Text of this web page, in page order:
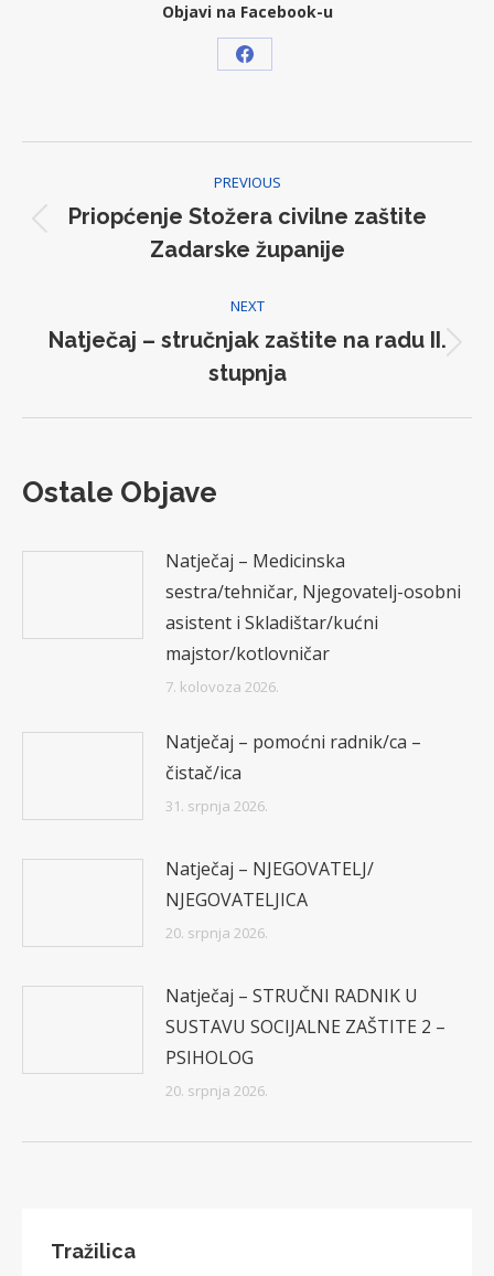
Objavi na Facebook-u
Share
Facebook
navigation
PREVIOUS
Previous
post:
Priopćenje Stožera civilne zaštite
Zadarske županije
NEXT
Next
post:
Natječaj – stručnjak zaštite na radu II.
stupnja
Ostale Objave
Natječaj – Medicinska
sestra/tehničar, Njegovatelj-osobni
asistent i Skladištar/kućni
majstor/kotlovničar
7. kolovoza 2026.
Natječaj – pomoćni radnik/ca –
čistač/ica
31. srpnja 2026.
Natječaj – NJEGOVATELJ/
NJEGOVATELJICA
20. srpnja 2026.
Natječaj – STRUČNI RADNIK U
SUSTAVU SOCIJALNE ZAŠTITE 2 –
PSIHOLOG
20. srpnja 2026.
Tražilica